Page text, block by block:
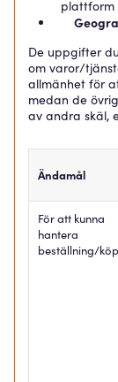
plattform
De uppgifter
om varor/
allmänhet för
medan de
av andra skäl,
Ändamål
För att kunna
hantera
beställning/köp